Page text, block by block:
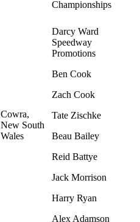
Championships
Cowra,
New South
Wales
Darcy Ward
Speedway
Promotions
Ben Cook
Zach Cook
Tate Zischke
Beau Bailey
Reid Battye
Jack Morrison
Harry Ryan
Alex Adamson